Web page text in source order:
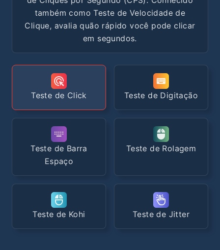
também como Teste de Velocidade de
Clique, avalia quão rápido você pode clicar
em segundos.
Teste de Click Teste de Digitação
Teste de Barra
Espaço
Teste de Rolagem
Teste de Kohi Teste de Jitter